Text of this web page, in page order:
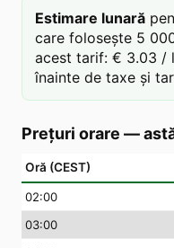
Estimare lunară
care folosește 5
acest tarif: € 3.03 /
înainte de taxe și
Prețuri orare —
Oră (CEST)
02:00
03:00